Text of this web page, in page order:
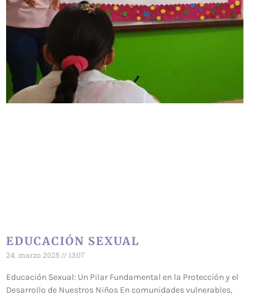
EDUCACIÓN SEXUAL
24. marzo 2025 13:07
Educación Sexual: Un Pilar Fundamental en la Protección y el
Desarrollo de Nuestros Niños En comunidades vulnerables,